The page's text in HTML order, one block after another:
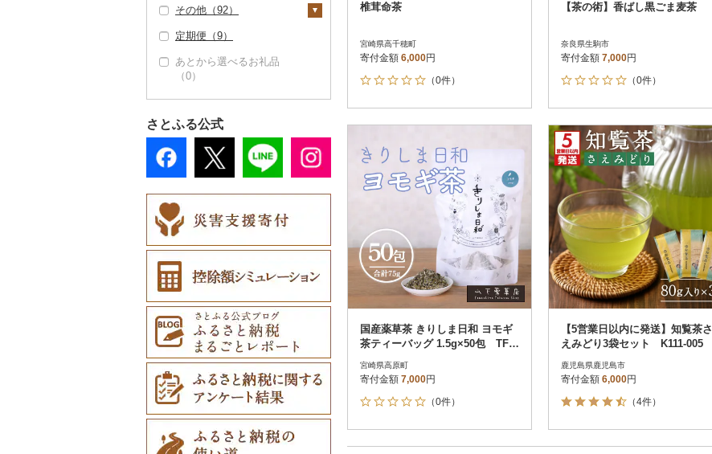
大福（39）
その他和菓子（801）
その他漬物（248）
魚（27）
果物（22）
ジャム（186）
37）
燻製（スモーク）（4
その他加工品（731）
ごま油（4）
その他食用油（38）
こしょう（5）
その他調味料（450）
ト券（6）
GDOふるさとゴルフ
プレークーポン（0）
その他のゴルフプレー
券（2）
花火大会チケット
（7）
カタログギフト（0）
（147）
ア（148）
タオルケット（2）
その他寝具（89）
ノート・ファイル（3
その他文房具（103）
グラス・カップ（8
箸（121）
スプーン・フォーク・
ナイフ（20）
弁当箱（18）
その他食器（100）
キッチン用品（281）
包丁（47）
フライパン（5）
土鍋（0）
その他キッチン用品
（206）
日用品（806）
洗剤（36）
（53）
ティッシュ（25）
その他日用品（696）
楽器・器材（0）
（98）
ご当地キャラクター
（79）
ベビー用品（48）
ペット用品（293）
防災グッズ（103）
その他雑貨（1,136）
その他ゴルフ（68）
4）
ウェア・ユニフォーム
（8）
8）
0）
（139）
入浴剤（33）
アロマ（28）
その他美容（164）
ツケース（0）
その他鞄・バッグ（7
4）
女性・レディース（1
子供・ベビー（25）
その他洋服（11）
和服（5）
靴・履物（143）
靴・シューズ（94）
（44）
その他靴・履物（9
アクセサリー（122）
ス（25）
ピアス・イヤリング
真珠・パール（26）
その他アクセサリー
6）
財布（21）
ショール・ストール
（2）
ネクタイ・ベルト（2
3）
その他服飾小物（37
本場奄美大島紬（1）
その他織物（4）
陶器・漆器（70）
信楽焼（0）
唐津焼（0）
村上木彫堆朱（0）
その他陶器・漆器（5
4）
その他装飾品・工芸品
数珠（0）
工芸品（104）
播州そろばん（0）
美濃和紙（0）
民芸品（16）
観葉植物・苗木（3
胡蝶蘭（0）
造花・プリザーブドフ
ラワー（12）
その他花（43）
盆栽・その他（21）
その他（92）
地域サービス（20）
その他（76）
定期便（9）
あとから選べるお礼品
（0）
さとふる公式
椎茸命茶
宮崎県高千穂町
寄付金額 6,000円
（0件）
【茶の術】香ばし黒ごま麦茶
奈良県生駒市
寄付金額 7,000円
（0件）
国産薬草茶 きりしま日和 ヨモギ
茶ティーバッグ 1.5g×50包 TF81
宮崎県高原町
寄付金額 7,000円
（0件）
【5営業日以内に発送】知覧茶さ
えみどり3袋セット K111-005
鹿児島県鹿児島市
寄付金額 6,000円
（4件）